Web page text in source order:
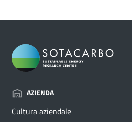
AZIENDA
Cultura aziendale